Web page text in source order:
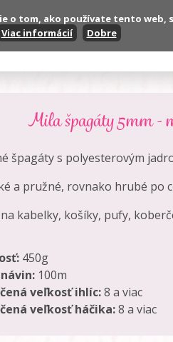
Kontakt
Mila špagáty 5mm -
špagáty s polyesterovým
a pružné, rovnako hrubé po
kabelky, košíky, pufy,
450g
100m
veľkosť ihlíc:8 a viac
veľkosť háčika:8 a viac
tom, ako používate tento web,
Viac informácií Dobre